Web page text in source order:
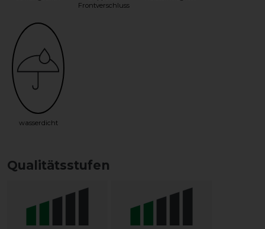
Frontverschluss
wasserdicht
Qualitätsstufen